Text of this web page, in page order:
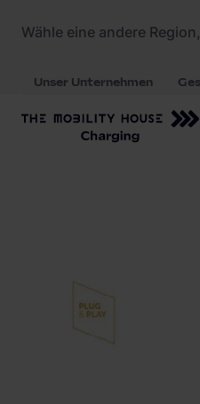
Startseite /